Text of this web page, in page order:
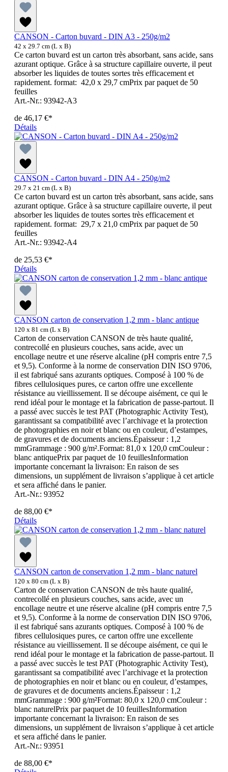
CANSON - Carton buvard - DIN A3 - 250g/m2
42 x 29.7 cm (L x B)
Ce carton buvard est un carton très absorbant, sans acide, sans
azurant optique. Grâce à sa structure capillaire ouverte, il peut
absorber les liquides de toutes sortes très efficacement et
rapidement. format: 42,0 x 29,7 cmPrix par paquet de 50
feuilles
Art.-Nr.: 93942-A3
de 46,17 €*
Détails
CANSON - Carton buvard - DIN A4 - 250g/m2
29.7 x 21 cm (L x B)
Ce carton buvard est un carton très absorbant, sans acide, sans
azurant optique. Grâce à sa structure capillaire ouverte, il peut
absorber les liquides de toutes sortes très efficacement et
rapidement. format: 29,7 x 21,0 cmPrix par paquet de 50
feuilles
Art.-Nr.: 93942-A4
de 25,53 €*
Détails
CANSON carton de conservation 1,2 mm - blanc antique
120 x 81 cm (L x B)
Carton de conservation CANSON de très haute qualité,
contrecollé en plusieurs couches, sans acide, avec un
encollage neutre et une réserve alcaline (pH compris entre 7,5
et 9,5). Conforme à la norme de conservation DIN ISO 9706,
il est fabriqué sans azurants optiques. Composé à 100 % de
fibres cellulosiques pures, ce carton offre une excellente
résistance au vieillissement. Il se découpe aisément, ce qui le
rend idéal pour le montage et la fabrication de passe-partout. Il
a passé avec succès le test PAT (Photographic Activity Test),
garantissant sa compatibilité avec l’archivage et la protection
de photographies en noir et blanc ou en couleur, d’estampes,
de gravures et de documents anciens.Épaisseur : 1,2
mmGrammage : 900 g/m².Format: 81,0 x 120,0 cmCouleur :
blanc antiquePrix par paquet de 10 feuillesInformation
importante concernant la livraison: En raison de ses
dimensions, un supplément de livraison s’applique à cet article
et sera affiché dans le panier.
Art.-Nr.: 93952
de 88,00 €*
Détails
CANSON carton de conservation 1,2 mm - blanc naturel
120 x 80 cm (L x B)
Carton de conservation CANSON de très haute qualité,
contrecollé en plusieurs couches, sans acide, avec un
encollage neutre et une réserve alcaline (pH compris entre 7,5
et 9,5). Conforme à la norme de conservation DIN ISO 9706,
il est fabriqué sans azurants optiques. Composé à 100 % de
fibres cellulosiques pures, ce carton offre une excellente
résistance au vieillissement. Il se découpe aisément, ce qui le
rend idéal pour le montage et la fabrication de passe-partout. Il
a passé avec succès le test PAT (Photographic Activity Test),
garantissant sa compatibilité avec l’archivage et la protection
de photographies en noir et blanc ou en couleur, d’estampes,
de gravures et de documents anciens.Épaisseur : 1,2
mmGrammage : 900 g/m²Format: 80,0 x 120,0 cmCouleur :
blanc naturelPrix par paquet de 10 feuillesInformation
importante concernant la livraison: En raison de ses
dimensions, un supplément de livraison s’applique à cet article
et sera affiché dans le panier.
Art.-Nr.: 93951
de 88,00 €*